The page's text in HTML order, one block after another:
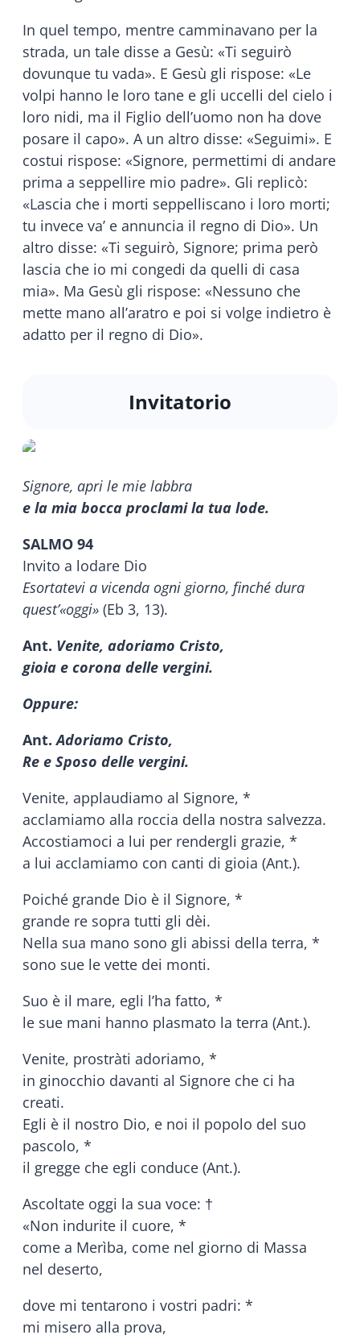
In quel tempo, mentre camminavano per la
strada, un tale disse a Gesù: «Ti seguirò
dovunque tu vada». E Gesù gli rispose: «Le
volpi hanno le loro tane e gli uccelli del cielo i
loro nidi, ma il Figlio dell’uomo non ha dove
posare il capo». A un altro disse: «Seguimi». E
costui rispose: «Signore, permettimi di andare
prima a seppellire mio padre». Gli replicò:
«Lascia che i morti seppelliscano i loro morti;
tu invece va’ e annuncia il regno di Dio». Un
altro disse: «Ti seguirò, Signore; prima però
lascia che io mi congedi da quelli di casa
mia». Ma Gesù gli rispose: «Nessuno che
mette mano all’aratro e poi si volge indietro è
adatto per il regno di Dio».
Invitatorio
Signore, apri le mie labbra
e la mia bocca proclami la tua lode.
SALMO 94
Invito a lodare Dio
Esortatevi a vicenda ogni giorno, finché dura
quest’«oggi» (Eb 3, 13).
Ant. Venite, adoriamo Cristo,
gioia e corona delle vergini.
Oppure:
Ant.Adoriamo Cristo,
Re e Sposo delle vergini.
Venite, applaudiamo al Signore, *
acclamiamo alla roccia della nostra salvezza.
Accostiamoci a lui per rendergli grazie, *
a lui acclamiamo con canti di gioia (Ant.).
Poiché grande Dio è il Signore, *
grande re sopra tutti gli dèi.
Nella sua mano sono gli abissi della terra, *
sono sue le vette dei monti.
Suo è il mare, egli l’ha fatto, *
le sue mani hanno plasmato la terra (Ant.).
Venite, prostràti adoriamo, *
in ginocchio davanti al Signore che ci ha
creati.
Egli è il nostro Dio, e noi il popolo del suo
pascolo, *
il gregge che egli conduce (Ant.).
Ascoltate oggi la sua voce: †
«Non indurite il cuore, *
come a Merìba, come nel giorno di Massa
nel deserto,
dove mi tentarono i vostri padri: *
mi misero alla prova,